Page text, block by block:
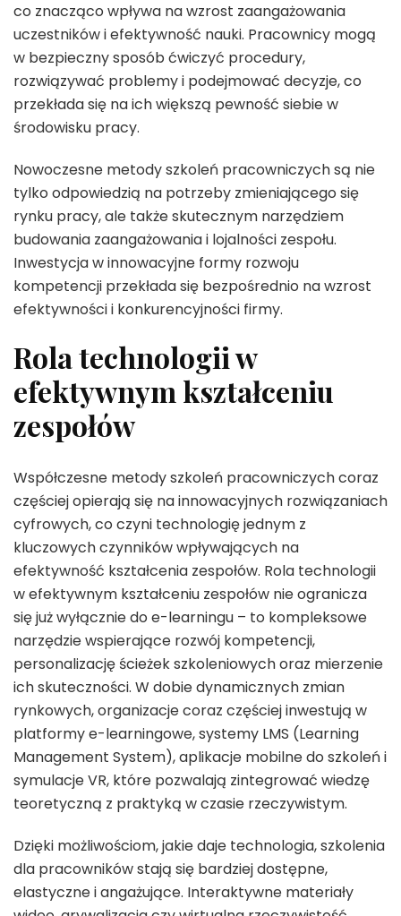
co znacząco wpływa na wzrost zaangażowania
uczestników i efektywność nauki. Pracownicy mogą
w bezpieczny sposób ćwiczyć procedury,
rozwiązywać problemy i podejmować decyzje, co
przekłada się na ich większą pewność siebie w
środowisku pracy.
Nowoczesne metody szkoleń pracowniczych są nie
tylko odpowiedzią na potrzeby zmieniającego się
rynku pracy, ale także skutecznym narzędziem
budowania zaangażowania i lojalności zespołu.
Inwestycja w innowacyjne formy rozwoju
kompetencji przekłada się bezpośrednio na wzrost
efektywności i konkurencyjności firmy.
Rola technologii w
efektywnym kształceniu
zespołów
Współczesne metody szkoleń pracowniczych coraz
częściej opierają się na innowacyjnych rozwiązaniach
cyfrowych, co czyni technologię jednym z
kluczowych czynników wpływających na
efektywność kształcenia zespołów. Rola technologii
w efektywnym kształceniu zespołów nie ogranicza
się już wyłącznie do e-learningu – to kompleksowe
narzędzie wspierające rozwój kompetencji,
personalizację ścieżek szkoleniowych oraz mierzenie
ich skuteczności. W dobie dynamicznych zmian
rynkowych, organizacje coraz częściej inwestują w
platformy e-learningowe, systemy LMS (Learning
Management System), aplikacje mobilne do szkoleń i
symulacje VR, które pozwalają zintegrować wiedzę
teoretyczną z praktyką w czasie rzeczywistym.
Dzięki możliwościom, jakie daje technologia, szkolenia
dla pracowników stają się bardziej dostępne,
elastyczne i angażujące. Interaktywne materiały